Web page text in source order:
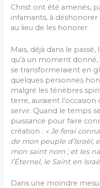
Christ ont été amenés,
infamants, à
au lieu de les honorer.
Mais, déjà dans le
qu’à un moment
se transformeraient en
quelques personnes
malgré les ténèbres
terre, auraient
servir. Quand le temps
puissance pour faire
création : « Je ferai
de mon peuple d’Israël,
mon saint nom ; et les
l’Éternel, le Saint en
Dans une moindre